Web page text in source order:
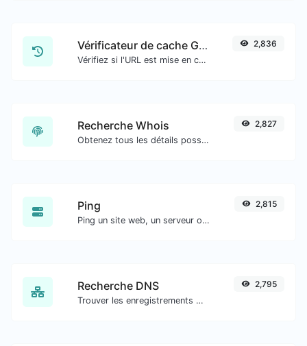
Vérificateur de cache Google
Vérifiez si l'URL est mise en cache ou non par Google.
2,836
Recherche Whois
Obtenez tous les détails possibles sur un nom de domaine.
2,827
Ping
Ping un site web, un serveur ou un port.
2,815
Recherche DNS
Trouver les enregistrements DNS A, AAAA, CNAME, MX, NS, TXT, SOA d'un hôte.
2,795